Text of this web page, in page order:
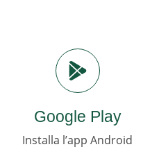
Google Play
Installa l’app Android